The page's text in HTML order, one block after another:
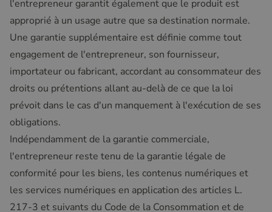
l'entrepreneur garantit également que le produit est
approprié à un usage autre que sa destination normale.
Une garantie supplémentaire est définie comme tout
engagement de l'entrepreneur, son fournisseur,
importateur ou fabricant, accordant au consommateur des
droits ou prétentions allant au-delà de ce que la loi
prévoit dans le cas d'un manquement à l'exécution de ses
obligations.
Indépendamment de la garantie commerciale,
l'entrepreneur reste tenu de la garantie légale de
conformité pour les biens, les contenus numériques et
les services numériques en application des articles L.
217-3 et suivants du Code de la Consommation et de